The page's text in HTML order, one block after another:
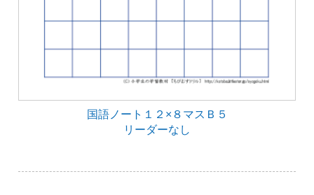
国語ノート１２×８マスＢ５
リーダーなし